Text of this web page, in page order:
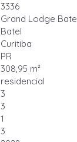
3336
Grand Lodge
Batel
Curitiba
PR
308,95 m²
residencial
3
3
1
3